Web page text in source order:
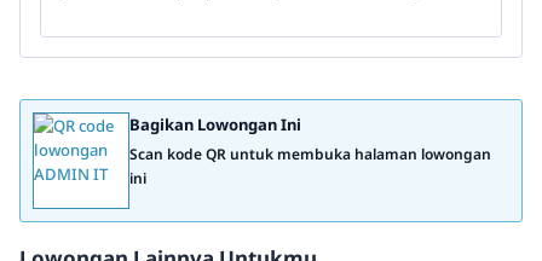
Bagikan Lowongan Ini
Scan kode QR untuk membuka halaman lowongan
ini